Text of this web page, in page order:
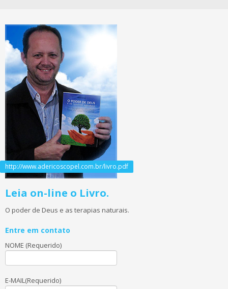
http://www.adericoscopel.com.br/livro.pdf
Leia on-line o Livro.
O poder de Deus e as terapias naturais.
Entre em contato
NOME (Requerido)
E-MAIL(Requerido)